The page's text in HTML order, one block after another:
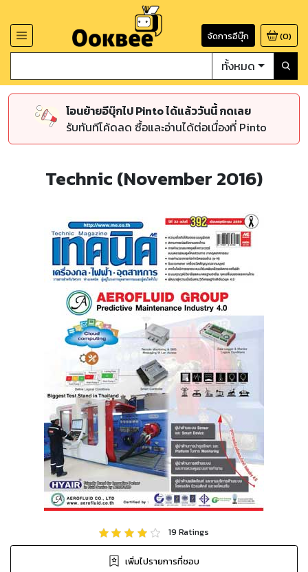
จัดการอีบุ๊ก (0)
ทั้งหมด
โอนย้ายอีบุ๊กไป Pinto ได้แล้ววันนี้ กดเลย
รับทันทีโค้ดลด ซื้อและอ่านได้ต่อเนื่องที่ Pinto
Technic (November 2016)
19Ratings
เพิ่มไปรายการที่ชอบ